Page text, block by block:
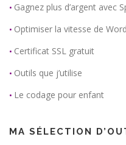
• Gagnez plus d’argent avec
• Optimiser la vitesse de
• Certificat SSL gratuit
• Outils que j’utilise
• Le codage pour enfant
MA SÉLECTION